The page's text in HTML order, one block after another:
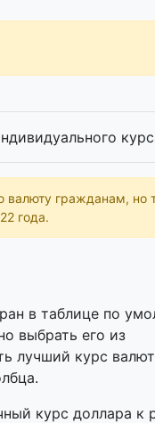
валюту гражданам, но
года.
в таблице по
выбрать его из
лучший курс
курс доллара к